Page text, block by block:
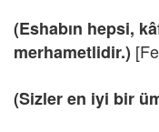
(Eshabın hepsi,
merhametlidir.)
(Sizler en iyi bir